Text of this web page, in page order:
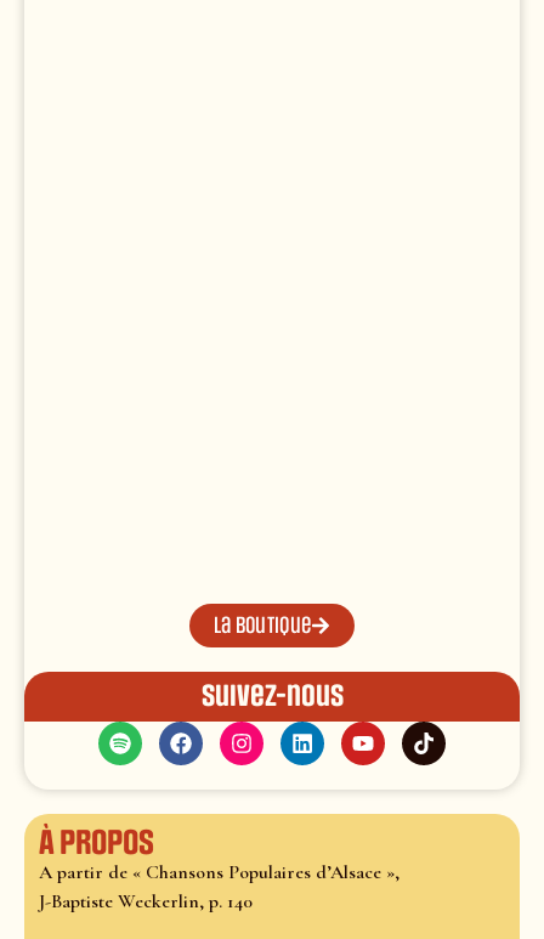
La boutique
Suivez-nous
À propos
A partir de « Chansons Populaires d’Alsace »,
J-Baptiste Weckerlin, p. 140